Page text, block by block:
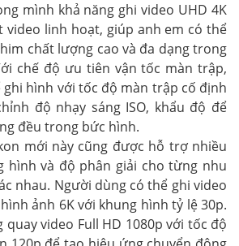
mình khả năng ghi video UHD 4K
video linh hoạt, giúp anh em có thể
chất lượng cao và đa dạng trong
chế độ ưu tiên vận tốc màn trập,
hình với tốc độ màn trập cố định
độ nhạy sáng ISO, khẩu độ để
đều trong bức hình.
mới này cũng được hỗ trợ nhiều
hình và độ phân giải cho từng nhu
nhau. Người dùng có thể ghi video
ảnh 6K với khung hình tỷ lệ 30p.
quay video Full HD 1080p với tốc độ